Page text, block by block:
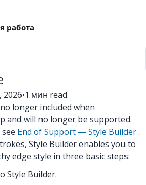
работа
2026•1 мин read.
longer included when
and will no longer be supported.
End of Support — Style Builder.
Style Builder enables you to
edge style in three basic steps:
Style Builder.